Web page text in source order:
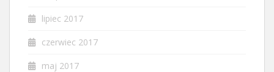
lipiec 2017
czerwiec 2017
maj 2017